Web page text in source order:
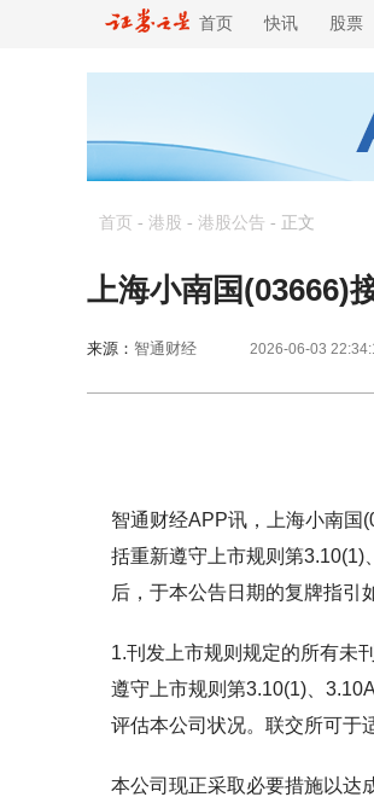
首页 快讯 股票
首页 - 港股 - 港股公告 - 正文
上海小南国(03666)
来源： 智通财经 2026-06-03
智通财经APP讯，上海小南国
括重新遵守上市规则第3.10(1)
后，于本公告日期的复牌指引
1.刊发上市规则规定的所有未
遵守上市规则第3.10(1)、
评估本公司状况。联交所可于
本公司现正采取必要措施以达